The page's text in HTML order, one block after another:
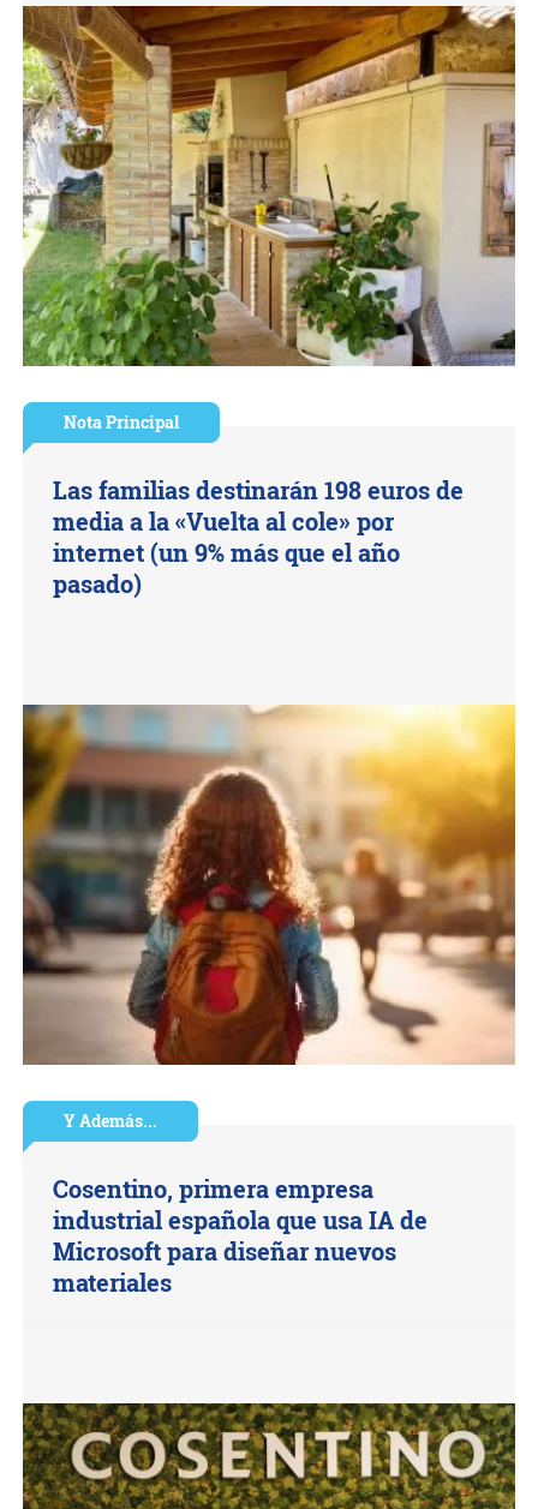
Nota Principal
Las familias destinarán 198 euros de
media a la «Vuelta al cole» por
internet (un 9% más que el año
pasado)
Y Además...
Cosentino, primera empresa
industrial española que usa IA de
Microsoft para diseñar nuevos
materiales